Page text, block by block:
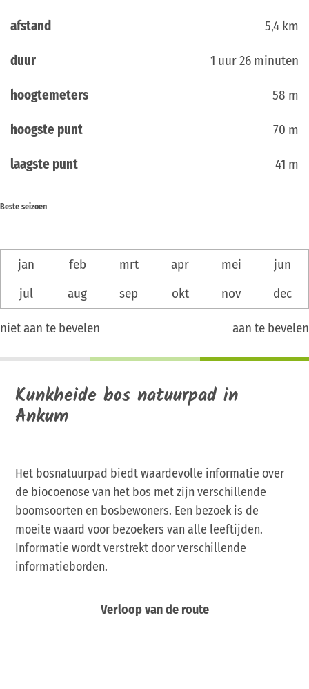
afstand 5,4 km
duur 1 uur 26 minuten
hoogtemeters 58 m
hoogste punt 70 m
laagste punt 41 m
Beste seizoen
jan feb mrt apr mei
jun
jul
aug sep okt nov dec
niet aan te bevelen aan te bevelen
Kunkheide bos natuurpad in
Ankum
Het bosnatuurpad biedt waardevolle informatie over
de biocoenose van het bos met zijn verschillende
boomsoorten en bosbewoners. Een bezoek is de
moeite waard voor bezoekers van alle leeftijden.
Informatie wordt verstrekt door verschillende
informatieborden.
Verloop van de route